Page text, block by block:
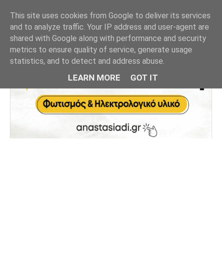
This site uses cookies from Google to deliver its services
and to analyze traffic. Your IP address and user-agent are
shared with Google along with performance and security
metrics to ensure quality of service, generate usage
statistics, and to detect and address abuse.
LEARN MORE GOT IT